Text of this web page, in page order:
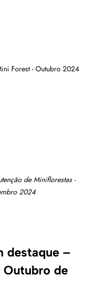
Forest - Outubro 2024
de Miniflorestas -
2024
destaque –
de